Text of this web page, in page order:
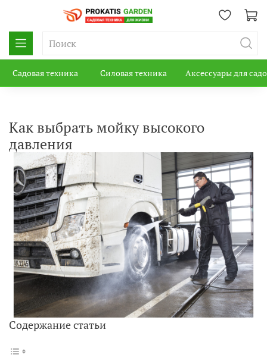
Садовая техника Силовая техника Аксессуары для
Как выбрать мойку высокого
давления
Содержание статьи